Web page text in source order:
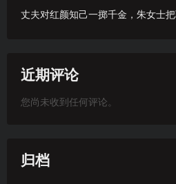
丈夫对红颜知己一掷千金，朱女士
近期评论
您尚未收到任何评论。
归档